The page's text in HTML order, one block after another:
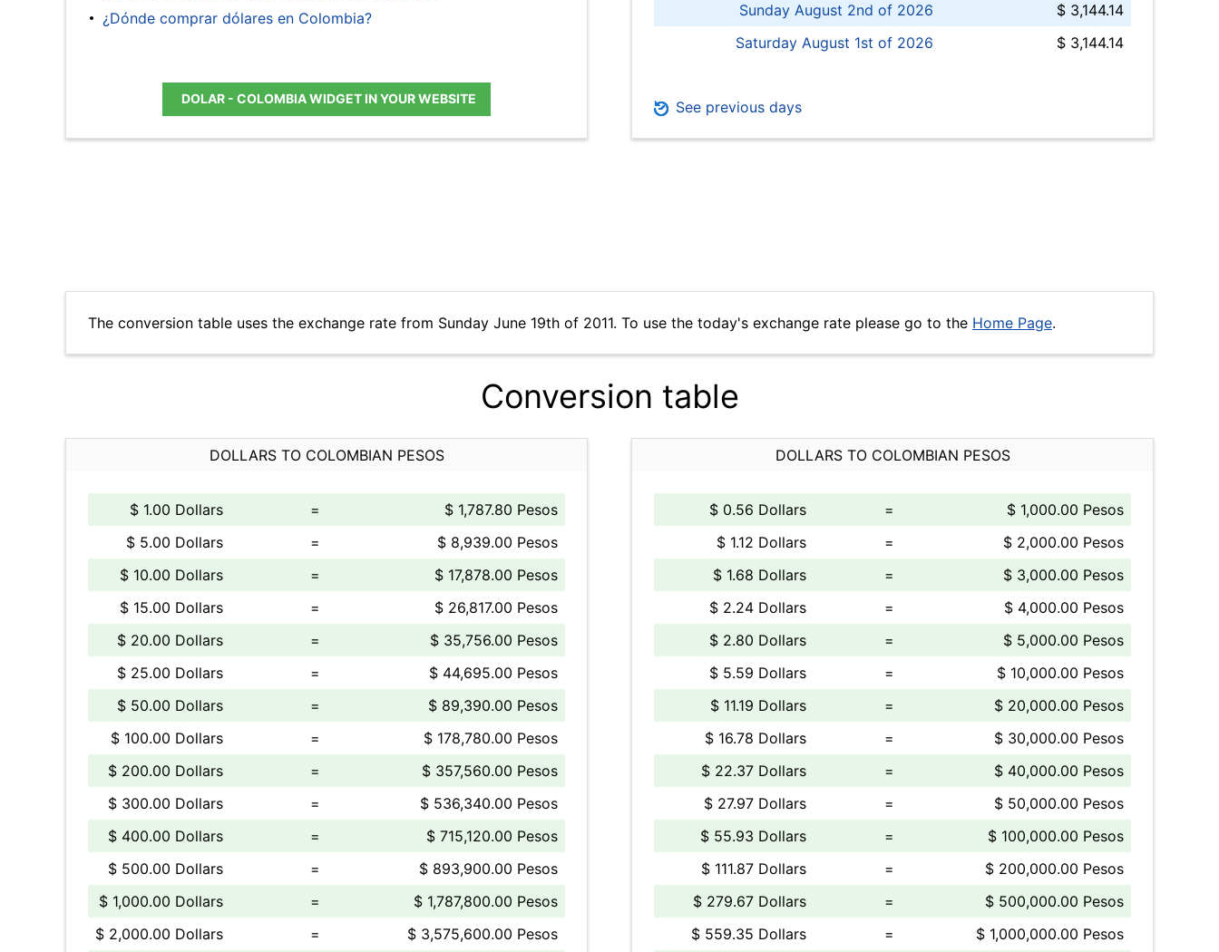
¿Dónde comprar dólares en Colombia?
DOLAR - COLOMBIA WIDGET IN YOUR WEBSITE
Sunday August 2nd of 2026
$ 3,144.14
Saturday August 1st of 2026
$ 3,144.14
See previous days
The conversion table uses the exchange rate from Sunday June 19th of 2011. To use the today's exchange rate please go to the Home Page.
Conversion table
DOLLARS TO COLOMBIAN PESOS
$ 1.00 Dollars =
$ 1,787.80 Pesos
$ 5.00 Dollars
=
$ 8,939.00 Pesos
$ 10.00 Dollars
=
$ 17,878.00 Pesos
$ 15.00 Dollars
=
$ 26,817.00 Pesos
$ 20.00 Dollars
=
$ 35,756.00 Pesos
$ 25.00 Dollars
=
$ 44,695.00 Pesos
$ 50.00 Dollars
=
$ 89,390.00 Pesos
$ 100.00 Dollars
=
$ 178,780.00 Pesos
$ 200.00 Dollars
=
$ 357,560.00 Pesos
$ 300.00 Dollars
=
$ 536,340.00 Pesos
$ 400.00 Dollars
=
$ 715,120.00 Pesos
$ 500.00 Dollars
=
$ 893,900.00 Pesos
$ 1,000.00 Dollars
=
$ 1,787,800.00 Pesos
$ 2,000.00 Dollars
= $ 3,575,600.00 Pesos
DOLLARS TO COLOMBIAN PESOS
$ 0.56 Dollars =
$ 1,000.00 Pesos
$ 1.12 Dollars
=
$ 2,000.00 Pesos
$ 1.68 Dollars
=
$ 3,000.00 Pesos
$ 2.24 Dollars
=
$ 4,000.00 Pesos
$ 2.80 Dollars
=
$ 5,000.00 Pesos
$ 5.59 Dollars
=
$ 10,000.00 Pesos
$ 11.19 Dollars
=
$ 20,000.00 Pesos
$ 16.78 Dollars
=
$ 30,000.00 Pesos
$ 22.37 Dollars
=
$ 40,000.00 Pesos
$ 27.97 Dollars
=
$ 50,000.00 Pesos
$ 55.93 Dollars
=
$ 100,000.00 Pesos
$ 111.87 Dollars
=
$ 200,000.00 Pesos
$ 279.67 Dollars
=
$ 500,000.00 Pesos
$ 559.35 Dollars
= $ 1,000,000.00 Pesos